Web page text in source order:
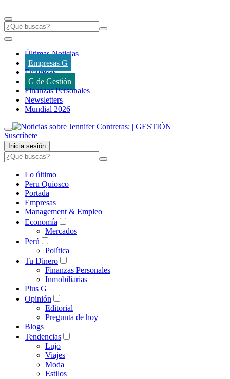
Últimas Noticias
Empresas G
Empresas
G de Gestión
Finanzas Personales
Newsletters
Mundial 2026
Suscríbete
Inicia sesión
Lo último
Peru Quiosco
Portada
Empresas
Management & Empleo
Economía
Mercados
Perú
Política
Tu Dinero
Finanzas Personales
Inmobiliarias
Plus G
Opinión
Editorial
Pregunta de hoy
Blogs
Tendencias
Lujo
Viajes
Moda
Estilos